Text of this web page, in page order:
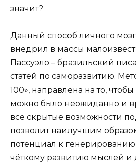
значит?
Данный способ личного
внедрил в массы
Пассуэло – бразильский
статей по саморазвитию.
100», направлена на то,
можно было неожиданно и
все скрытые возможности
позволит наилучшим
потенциал к
чёткому развитию мыслей и